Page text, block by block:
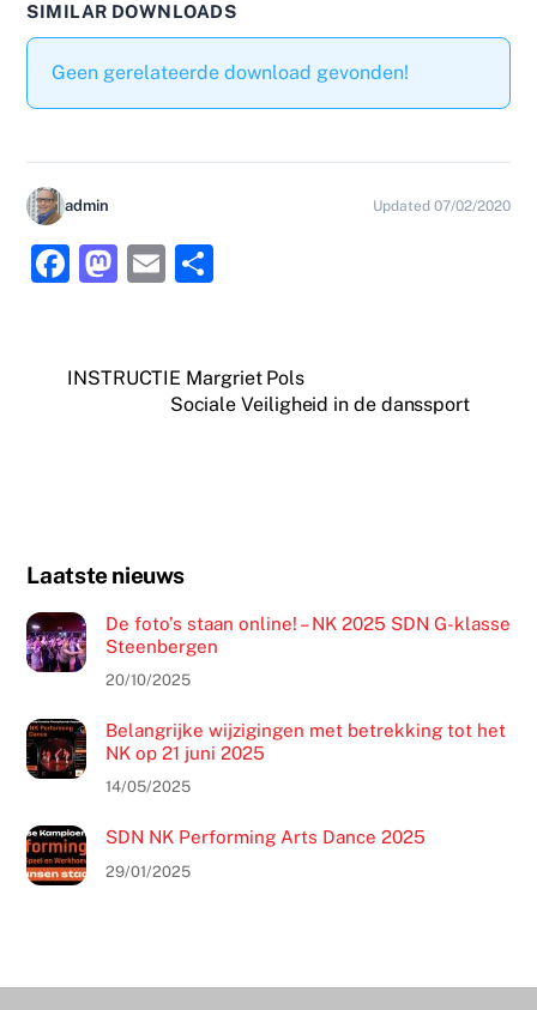
SIMILAR DOWNLOADS
Geen gerelateerde download gevonden!
admin Updated 07/02/2020
F
e
M
o
E
l
n
INSTRUCTIE Margriet Pols
Sociale Veiligheid in de danssport
Laatste nieuws
De foto’s staan online! – NK 2025 SDN G-klasse
Steenbergen
20/10/2025
Belangrijke wijzigingen met betrekking tot het
NK op 21 juni 2025
14/05/2025
SDN NK Performing Arts Dance 2025
29/01/2025